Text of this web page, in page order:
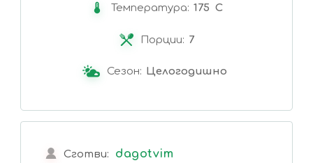
Температура: 175 C
Порции: 7
Сезон: Целогодишно
Сготви: dagotvim